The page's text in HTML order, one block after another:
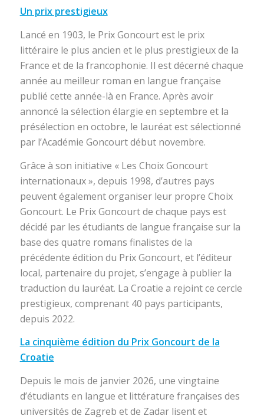
Un prix prestigieux
Lancé en 1903, le Prix Goncourt est le prix
littéraire le plus ancien et le plus prestigieux de la
France et de la francophonie. Il est décerné chaque
année au meilleur roman en langue française
publié cette année-là en France. Après avoir
annoncé la sélection élargie en septembre et la
présélection en octobre, le lauréat est sélectionné
par l’Académie Goncourt début novembre.
Grâce à son initiative « Les Choix Goncourt
internationaux », depuis 1998, d’autres pays
peuvent également organiser leur propre Choix
Goncourt. Le Prix Goncourt de chaque pays est
décidé par les étudiants de langue française sur la
base des quatre romans finalistes de la
précédente édition du Prix Goncourt, et l’éditeur
local, partenaire du projet, s’engage à publier la
traduction du lauréat. La Croatie a rejoint ce cercle
prestigieux, comprenant 40 pays participants,
depuis 2022.
La cinquième édition du Prix Goncourt de la
Croatie
Depuis le mois de janvier 2026, une vingtaine
d’étudiants en langue et littérature françaises des
universités de Zagreb et de Zadar lisent et